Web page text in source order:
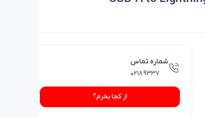
شماره تماس
۰۲۱۸۹۳۳۷
از کجا بخرم؟